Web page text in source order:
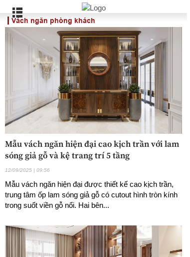
Vách ngăn phòng khách
Mẫu vách ngăn hiện đại cao kịch trần với lam
sóng giả gỗ và kệ trang trí 5 tầng
12/09/2025 | 09:56
Mẫu vách ngăn hiện đại được thiết kế cao kịch trần,
trung tâm ốp lam sóng giả gỗ có cutout hình tròn kính
trong suốt viền gỗ nổi. Hai bên...